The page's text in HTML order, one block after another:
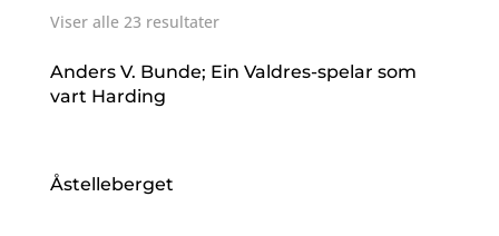
Viser alle 23 resultater
Anders V. Bunde; Ein Valdres-spelar som
vart Harding
Åstelleberget